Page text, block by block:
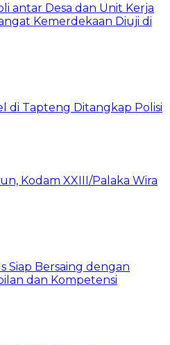
antar Desa dan Unit Kerja
Kemerdekaan Diuji di
di Tapteng Ditangkap Polisi
Kodam XXIII/Palaka Wira
Siap Bersaing dengan
dan Kompetensi